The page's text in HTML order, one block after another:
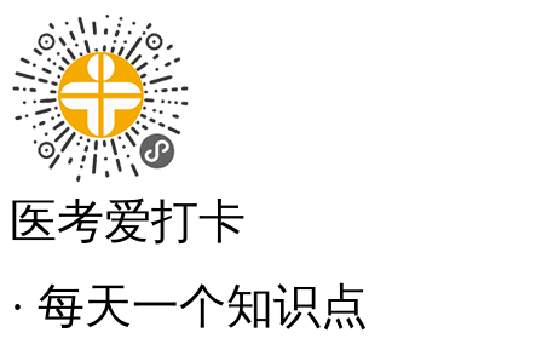
医考爱打卡
· 每天一个知识点